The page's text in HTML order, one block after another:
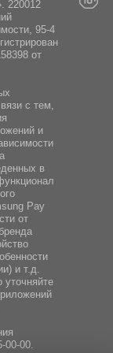
220012
95-4
от
с тем,
и
в
Pay
от
и т.д.
уточняйте
00-00.